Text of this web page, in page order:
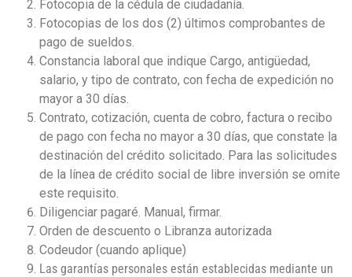
Fotocopia de la cédula de ciudadanía.
Fotocopias de los dos (2) últimos comprobantes de
pago de sueldos.
Constancia laboral que indique Cargo, antigüedad,
salario, y tipo de contrato, con fecha de expedición no
mayor a 30 días.
Contrato, cotización, cuenta de cobro, factura o recibo
de pago con fecha no mayor a 30 días, que constate la
destinación del crédito solicitado. Para las solicitudes
de la línea de crédito social de libre inversión se omite
este requisito.
Diligenciar pagaré. Manual, firmar.
Orden de descuento o Libranza autorizada
Codeudor (cuando aplique)
Las garantías personales están establecidas mediante un